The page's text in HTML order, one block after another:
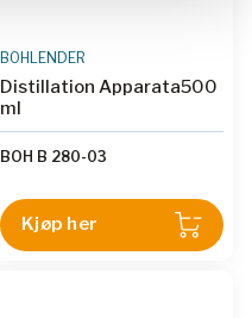
BOHLENDER
Distillation Apparata500
ml
BOH B 280-03
Kjøp her